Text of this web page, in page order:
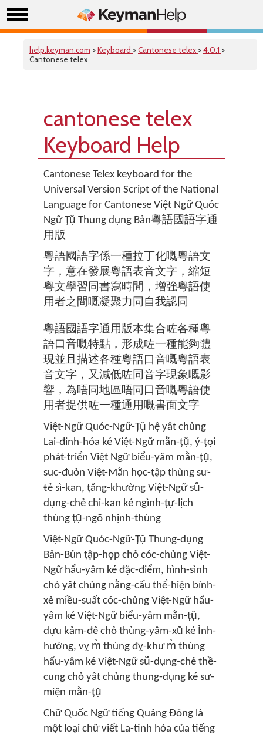
help.keyman.com >Keyboard >Cantonese telex >4.0.1 >
Cantonese telex
cantonese telex
Keyboard Help
Cantonese Telex keyboard for the
Universal Version Script of the National
Language for Cantonese Việt Ngữ Quóc
Ngữ Țụ̆ Thung dụng Bản粵語國語字通
用版
粵語國語字係一種拉丁化嘅粵語文
字，意在發展粵語表音文字，縮短
粵文學習同書寫時間，增強粵語使
用者之間嘅凝聚力同自我認同
粵語國語字通用版本集合咗各種粵
語口音嘅特點，形成咗一種能夠體
現並且描述各種粵語口音嘅粵語表
音文字，又減低咗同音字現象嘅影
響，為唔同地區唔同口音嘅粵語使
用者提供咗一種通用嘅書面文字
Việt-Ngữ Quóc-Ngữ-Țụ̆ hệ yât chủng
Lai-đinh-hóa ké Việt-Ngữ mằn-țụ̆, ý-țọi
phát-triển Việt Ngữ biểu-yâm mằn-țụ̆,
suc-đuỏn Việt-Mằn học-țập thùng sư-
ŧẻ sì-kan, țăng-khường Việt-Ngữ sŭ̉-
dụng-chẻ chi-kan ké ngình-țự-lịch
thùng țụ̆-ngõ nhịnh-thùng
Việt-Ngữ Quóc-Ngữ-Țụ̆ Thung-dụng
Bản-Bủn țập-họp chỏ cóc-chủng Việt-
Ngữ hẩu-yâm ké đặc-điểm, hình-sình
chỏ yât chủng nằng-cấu thể-hiện bính-
xẻ miều-suất cóc-chủng Việt-Ngữ hẩu-
yâm ké Việt-Ngữ biểu-yâm mằn-țụ̆,
dựu kảm-đê chỏ thùng-yâm-xŭ̀ ké Ỉnh-
hưởng, vỵ m̀ thùng đỵ-khư m̀ thùng
hẩu-yâm ké Việt-Ngữ sŭ̉-dụng-chẻ thề-
cung chỏ yât chủng thung-dụng ké sư-
miện mằn-țụ̆
Chữ Quốc Ngữ tiếng Quảng Đông là
một loại chữ viết La-tinh hóa của tiếng